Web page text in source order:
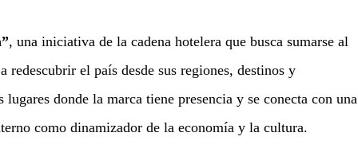
, una iniciativa de la cadena hotelera que busca sumarse al
el país desde sus regiones, destinos y
donde la marca tiene presencia y se conecta con una
como dinamizador de la economía y la cultura.